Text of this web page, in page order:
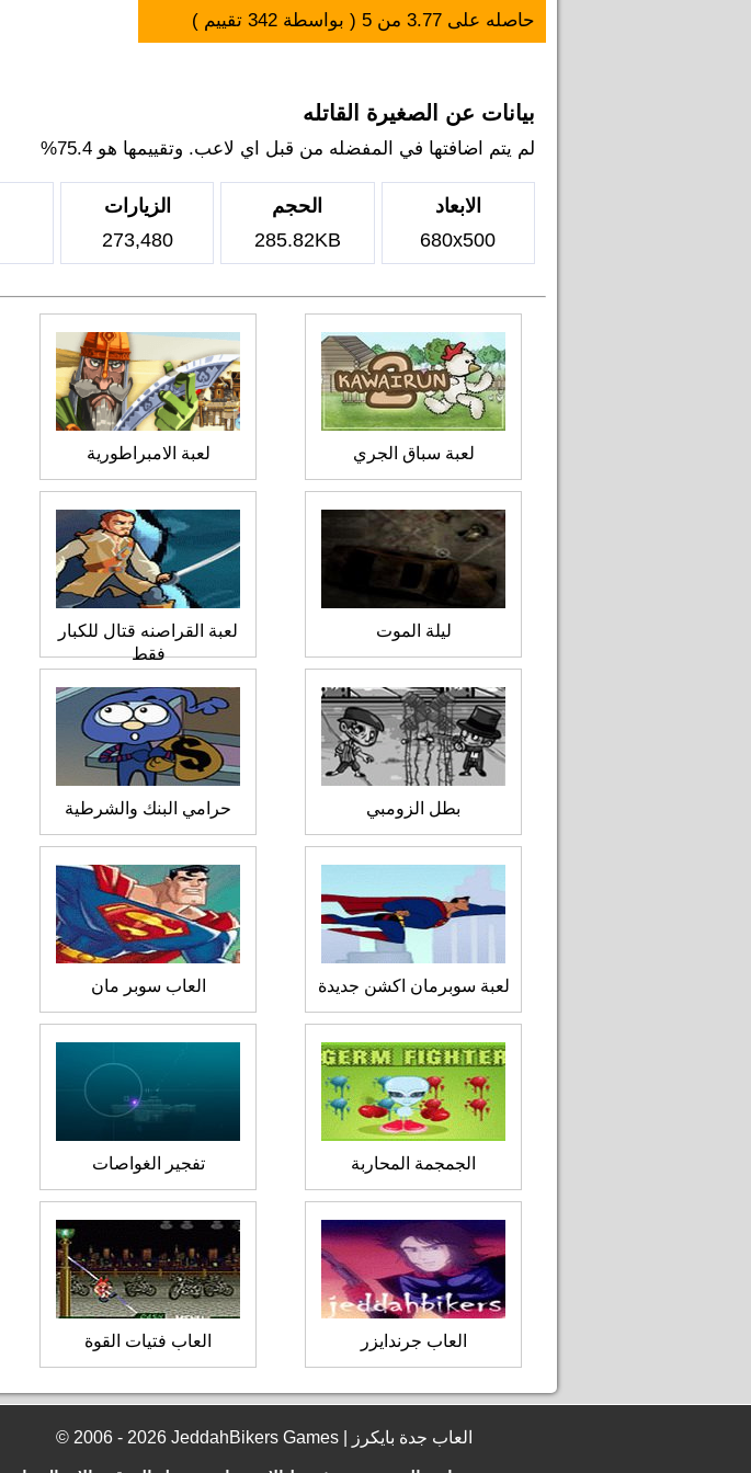
حاصله على 3.77 من 5 ( بواسطة 342 تقييم )
بيانات عن الصغيرة القاتله
لم يتم اضافتها في المفضله من قبل اي لاعب. وتقييمها هو 75.4%
الابعاد
680x500
الحجم
285.82KB
الزيارات
273,480
لعبة سباق الجري لعبة الامبراطورية
ليلة الموت
لعبة القراصنه قتال للكبار
فقط
بطل الزومبي حرامي البنك والشرطية
لعبة سوبرمان اكشن جديدة العاب سوبر مان
الجمجمة المحاربة تفجير الغواصات
العاب جرندايزر العاب فتيات القوة
© 2006 - 2026 JeddahBikers Games | العاب جدة بايكرز